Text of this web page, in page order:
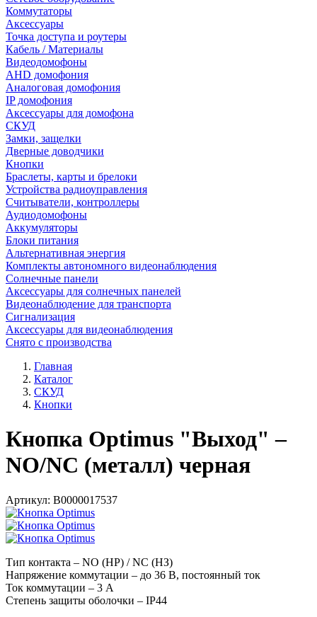
Коммутаторы
Аксессуары
Точка доступа и роутеры
Кабель / Материалы
Видеодомофоны
AHD домофония
Аналоговая домофония
IP домофония
Аксессуары для домофона
СКУД
Замки, защелки
Дверные доводчики
Кнопки
Браслеты, карты и брелоки
Устройства радиоуправления
Считыватели, контроллеры
Аудиодомофоны
Аккумуляторы
Блоки питания
Альтернативная энергия
Комплекты автономного видеонаблюдения
Солнечные панели
Аксессуары для солнечных панелей
Видеонаблюдение для транспорта
Сигнализация
Аксессуары для видеонаблюдения
Снято с производства
Главная
Каталог
СКУД
Кнопки
Кнопка Optimus "Выход" –
NO/NC (металл) черная
Артикул: В0000017537
Тип контакта – NO (НР) / NC (НЗ)
Напряжение коммутации – до 36 В, постоянный ток
Ток коммутации – 3 А
Степень защиты оболочки – IP44